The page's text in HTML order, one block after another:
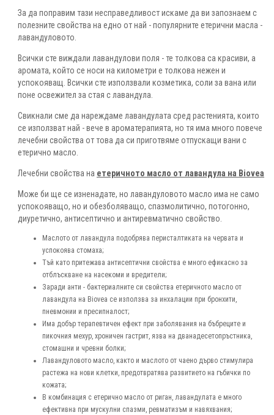
За да поправим тази несправедливост искаме да ви запознаем с
полезните свойства на едно от най - популярните етерични масла -
лавандуловото.
Всички сте виждали лавандулови поля - те толкова са красиви, а
аромата, който се носи на километри е толкова нежен и
успокояващ. Всички сте използвали козметика, соли за вана или
поне освежител за стая с лавандула.
Свикнали сме да нареждаме лавандулата сред растенията, които
се използват най - вече в ароматерапията, но тя има много повече
лечебни свойства от това да си приготвяме отпускащи вани с
етерично масло.
Лечебни свойства на етеричното масло от лавандула на Biovea
Може би ще се изненадате, но лавандуловото масло има не само
успокояващо, но и обезболяващо, спазмолитично, потогонно,
диуретично, антисептично и антиревматично свойство.
Маслото от лавандула подобрява перисталтиката на червата и
успокоява стомаха;
Тъй като притежава антисептични свойства е много ефикасно за
отблъскване на насекоми и вредители;
Заради анти - бактериалните си свойства етеричното масло от
лавандула на Biovea се използва за инхалации при бронхити,
пневмонии и пресипналост;
Има добър терапевтичен ефект при заболявания на бъбреците и
пикочния мехур, хроничен гастрит, язва на дванадесетопръстника,
стомашни и чревни болки;
Лавандуловото масло, както и маслото от чаено дърво стимулира
растежа на нови клетки, предотвратява развитието на гъбички по
кожата;
В комбинация с етерично масло от риган, лавандулата е много
ефективна при мускулни спазми, ревматизъм и навяхвания;